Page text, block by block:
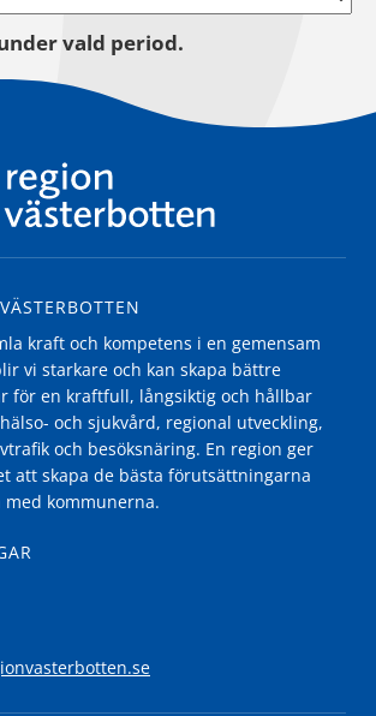
vald period.
kraft och kompetens i en gemensam
vi starkare och kan skapa bättre
för en kraftfull, långsiktig och hållbar
och sjukvård, regional utveckling,
och besöksnäring. En region ger
att skapa de bästa förutsättningarna
med kommunerna.